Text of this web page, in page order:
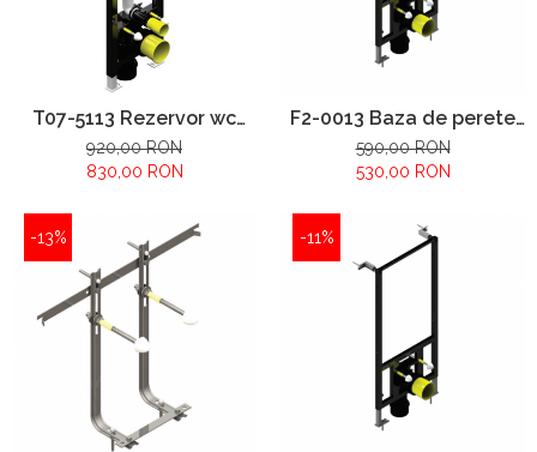
T07-5113 Rezervor wc
încorporat cu dimensiuni
speciale
920,00 RON
830,00 RON
F2-0013 Baza de perete
wc incorporat
590,00 RON
530,00 RON
-13% -11%